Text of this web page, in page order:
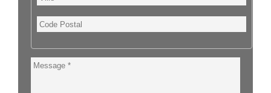
Code
Postal
Message